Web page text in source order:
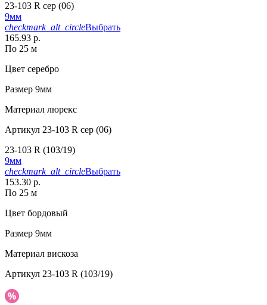
23-103 R сер (06)
9мм
checkmark_alt_circleВыбрать
165.93 р.
По 25 м
Цвет серебро
Размер 9мм
Материал люрекс
Артикул 23-103 R сер (06)
23-103 R (103/19)
9мм
checkmark_alt_circleВыбрать
153.30 р.
По 25 м
Цвет бордовый
Размер 9мм
Материал вискоза
Артикул 23-103 R (103/19)